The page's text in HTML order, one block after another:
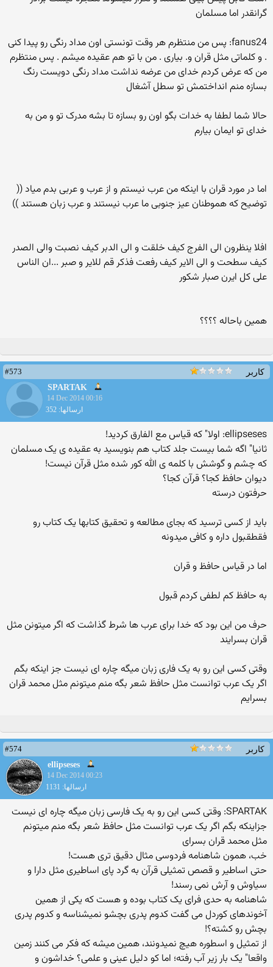
گرانقدر اما مسلمان
fanus24: پس من منتظرم هر وقت تونستی اون مداد رنگی رو پیدا کنی
. و کلماتی مثل قران و. بیاری . من با تو هم عقیده میشم . پس منتظرم
من که عرض کردم خدای من عرضه نداشت مداد رنگی دویست رنگ
بسازه منم انداختمش تو سطل آشغال
حالا شما لطفا به خدات بگو اون رو بسازه تا بشه مدرک تو و من به
خدای تو ایمان بیارم
اما در مورد قران با اینکه من عرب نیستم و از عرب و عربی بدم میاد ((
توضیح که هموطنان عیز جنوبی ما عرب نیستند و عرب زبان هستند ))
افلا ینظرون الی الفرج کیف خلقت و الی الدبر کیف نصبت والی الصدر
کیف سطحت و الی الایر کیف رفعت فذکر قم للایر و صبر ...ان الناس
علی کل ایرن صبار شکور
همین باحاله ؟؟؟؟
کاربر
#573
SPARTAK
14 Dec 2014 00:16
ارسالها: 352
ellipseses: اولا" که قیاس مع الفارق کردید!
ثانیا" اگه شما بیست جلد کتاب هم بنویسید به عقیده ی یک مسلمان
که چشم و گوشش با کلمه ی الله کور شده مثل قرآن نیست!
دیوان حافظ کجا؟ قرآن کجا؟
حرفتون درسته
باید از کسی ترسید که بجای مطالعه و تحقیق کتابها یک کتاب رو
فقطقبول داره و کافی میدونه
اما در قیاس حافظ و قران
به حافظ کم لطفی کردم قبول
حرف من این بود که خدا برای عرب ها شرط گذاشت که اگر میتونن مثل
قران بسرایند
وقتی کسی این رو به یک فاری زبان میگه چاره ای نیست جز اینکه بگم
اگر یک عرب توانست مثل حافظ شعر بگه منم میتونم مثل محمد قران
بسرایم
کاربر
#574
ellipseses
14 Dec 2014 00:23
ارسالها: 1131
SPARTAK: وقتی کسی این رو به یک فارسی زبان میگه چاره ای نیست
جزاینکه بگم اگر یک عرب توانست مثل حافظ شعر بگه منم میتونم
مثل محمد قران بسرای
خب، همون شاهنامه فردوسی مثال دقیق تری هست!
حتی اساطیر و قصص تمثیلی قرآن به گرد پای اساطیری مثل دارا و
سیاوش و آرش نمی رسند!
شاهنامه به حدی فرای یک کتاب بوده و هست که یکی از همین
آخوندهای کوردل می گفت کدوم پدری بچشو نمیشناسه و کدوم پدری
بچش رو کشته؟!
از تمثیل و اسطوره هیچ نمیدونند، همین میشه که فکر می کنند زمین
واقعا" یک بار زیر آب رفته؛ اما کو دلیل عینی و علمی؟ خداشون و